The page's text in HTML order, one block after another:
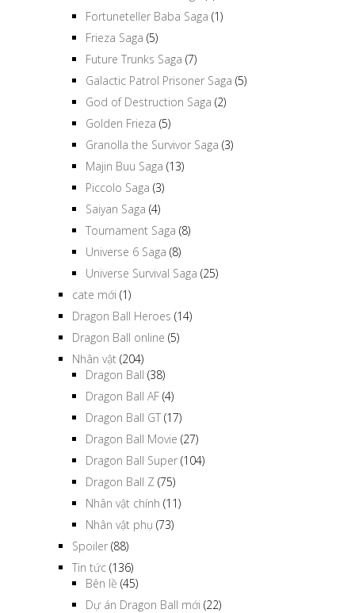
Fortuneteller Baba Saga (1)
Frieza Saga (5)
Future Trunks Saga (7)
Galactic Patrol Prisoner Saga (5)
God of Destruction Saga (2)
Golden Frieza (5)
Granolla the Survivor Saga (3)
Majin Buu Saga (13)
Piccolo Saga (3)
Saiyan Saga (4)
Tournament Saga (8)
Universe 6 Saga (8)
Universe Survival Saga (25)
cate mới (1)
Dragon Ball Heroes (14)
Dragon Ball online (5)
Nhân vật (204)
Dragon Ball (38)
Dragon Ball AF (4)
Dragon Ball GT (17)
Dragon Ball Movie (27)
Dragon Ball Super (104)
Dragon Ball Z (75)
Nhân vật chính (11)
Nhân vật phụ (73)
Spoiler (88)
Tin tức (136)
Bên lề (45)
Dự án Dragon Ball mới (22)